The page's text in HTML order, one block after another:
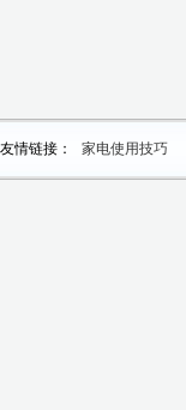
友情链接： 家电使用技巧